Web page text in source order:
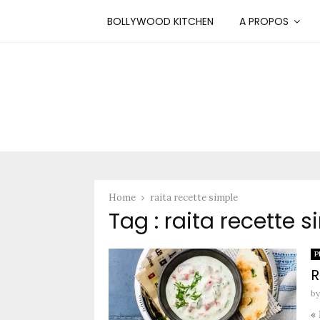
BOLLYWOOD KITCHEN A PROPOS
Home raita recette simple
Tag : raita recette
«